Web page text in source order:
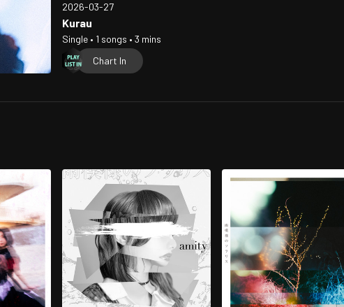
2026-03-27
Kurau
Single • 1 songs • 3 mins
Chart In